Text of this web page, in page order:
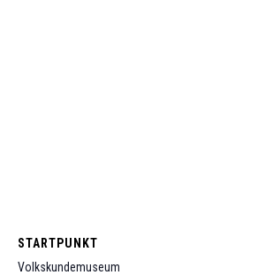
STARTPUNKT
Volkskundemuseum